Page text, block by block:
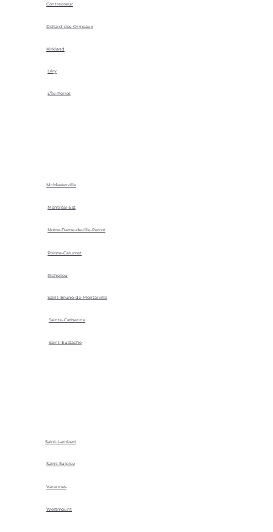
Contrecoeur
Dollard-des-Ormeaux
Kirkland
Léry
L'Île-Perrot
McMasterville
Montréal-Est
Notre-Dame-de-l'Île-Perrot
Pointe-Calumet
Richelieu
Saint-Bruno-de-Montarville
Sainte-Catherine
Saint-Eustache
Saint-Lambert
Saint-Sulpice
Varennes
Westmount